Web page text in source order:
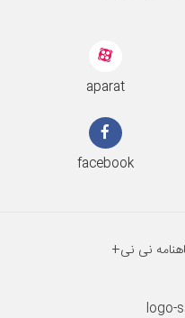
aparat
facebook
نی نی+